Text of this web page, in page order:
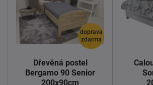
doprava
zdarma
Dřevěná postel
Bergamo 90 Senior
200x90cm